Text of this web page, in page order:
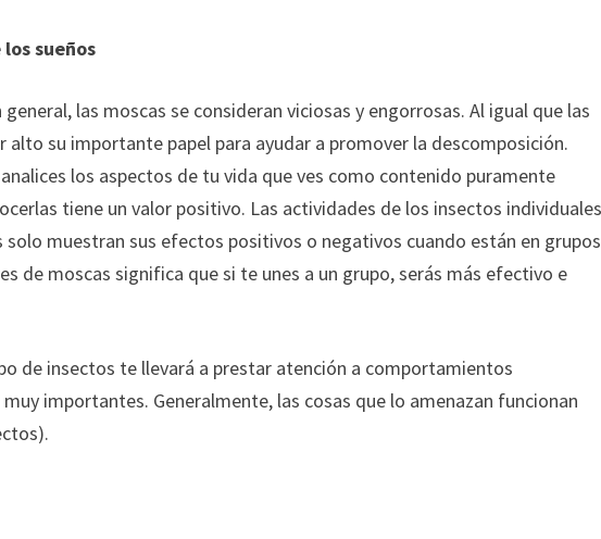
sueños
las moscas se consideran viciosas y engorrosas. Al igual que las
alto su importante papel para ayudar a promover la descomposición.
los aspectos de tu vida que ves como contenido puramente
tiene un valor positivo. Las actividades de los insectos
muestran sus efectos positivos o negativos cuando están en
de moscas significa que si te unes a un grupo, serás más efectivo e
de insectos te llevará a prestar atención a comportamientos
importantes. Generalmente, las cosas que lo amenazan funcionan